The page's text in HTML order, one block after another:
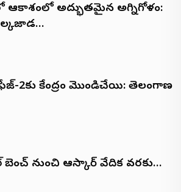
అద్భుతమైన అగ్నిగోళం:
2కు కేంద్రం మొండిచేయి: తెలంగాణ
నుంచి ఆస్కార్ వేదిక వరకు…